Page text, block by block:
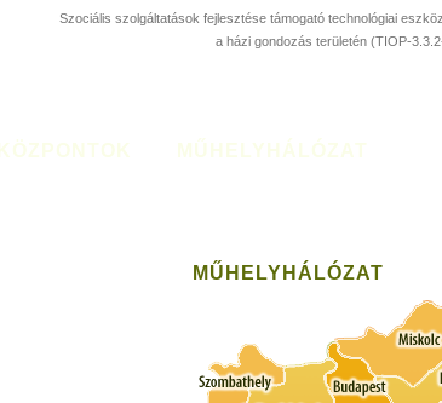
Szociális szolgáltatások fejlesztése támogató technológiai
a házi gondozás területén (TIOP-
MŰHELYHÁLÓZAT
MŰHELYHÁLÓZAT